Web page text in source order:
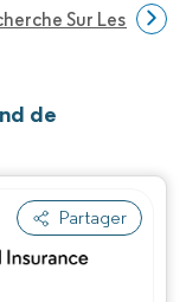
Sur Les
de
Partager